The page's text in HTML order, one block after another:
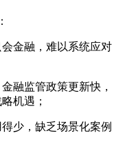
金融，难以系统应对
融监管政策更新快，
机遇；
得少，缺乏场景化案例